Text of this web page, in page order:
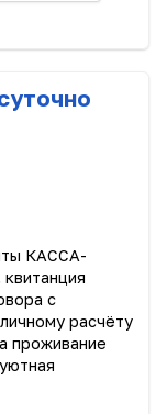
КАССА-
с
расчёту
проживание
уютная